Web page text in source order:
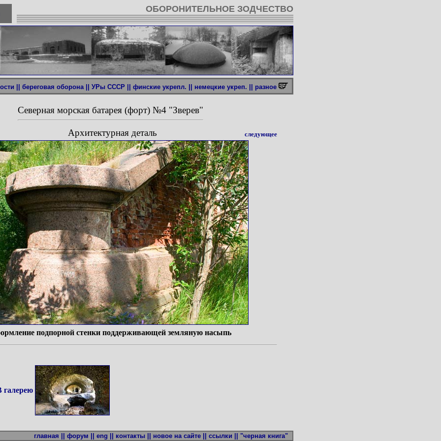
ОБОРОНИТЕЛЬНОЕ ЗОДЧЕСТВО
|| береговая оборона || УРы СССР || финские укрепл. || немецкие укреп. || разное
Северная морская батарея (форт) №4 "Зверев"
Архитектурная деталь следующее
подпорной стенки поддерживающей земляную насыпь
галерею
главная || форум || eng || контакты || новое на сайте || ссылки || "черная книга"